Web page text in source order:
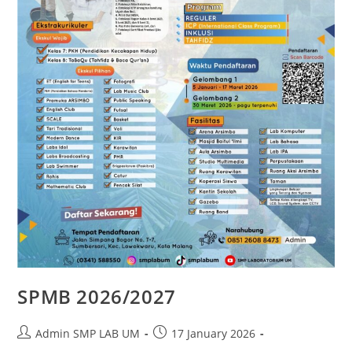
SPMB 2026/2027
Admin SMP LAB UM
17 January 2026